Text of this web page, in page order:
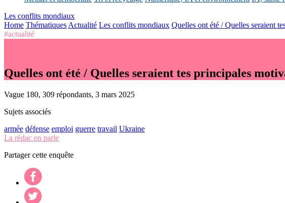
Les conflits mondiaux
Home Thématiques Actualité Les conflits mondiaux Quelles ont été / Quelles seraient
#actualité
Quelles ont été / Quelles seraient tes principales
Vague 180, 309 répondants, 3 mars 2025
Sujets associés
armée défense emploi guerre travail Ukraine
La rédac en parle
Partager cette enquête